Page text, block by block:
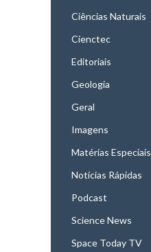
Ciências Naturais
Cienctec
Editoriais
Geologia
Geral
Imagens
Matérias Especiais
Notícias Rápidas
Podcast
Science News
Space Today TV